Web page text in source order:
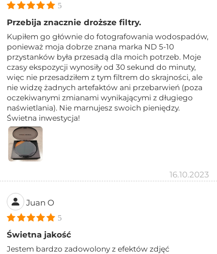
5
Przebija znacznie droższe filtry.
Kupiłem go głównie do fotografowania wodospadów,
ponieważ moja dobrze znana marka ND 5-10
przystanków była przesadą dla moich potrzeb. Moje
czasy ekspozycji wynosiły od 30 sekund do minuty,
więc nie przesadziłem z tym filtrem do skrajności, ale
nie widzę żadnych artefaktów ani przebarwień (poza
oczekiwanymi zmianami wynikającymi z długiego
naświetlania). Nie marnujesz swoich pieniędzy.
Świetna inwestycja!
16.10.2023
Juan O
5
Świetna jakość
Jestem bardzo zadowolony z efektów zdjęć